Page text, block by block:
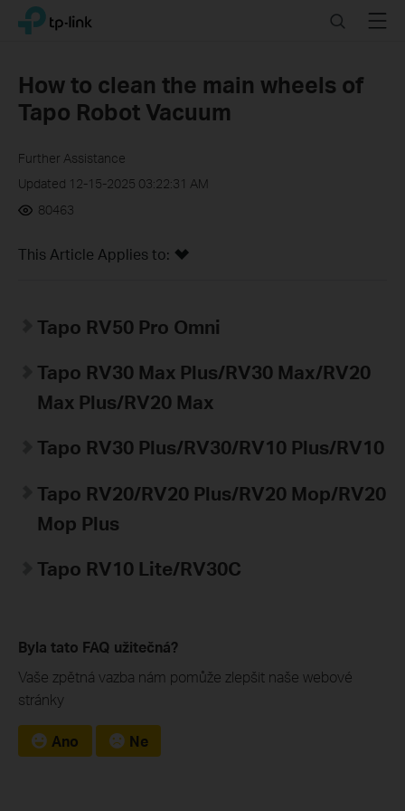
Click
navigation
TP-Link, Reliably Smart SearchMenu
How to clean the main wheels of
Tapo Robot Vacuum
Further Assistance
Updated 12-15-2025 03:22:31 AM
80463
This Article Applies to:
Tapo RV50 Pro Omni
Tapo RV30 Max Plus/RV30 Max/RV20
Max Plus/RV20 Max
Tapo RV30 Plus/RV30/RV10 Plus/RV10
Tapo RV20/RV20 Plus/RV20 Mop/RV20
Mop Plus
Tapo RV10 Lite/RV30C
Byla tato FAQ užitečná?
Vaše zpětná vazba nám pomůže zlepšit naše webové
stránky
Ano Ne